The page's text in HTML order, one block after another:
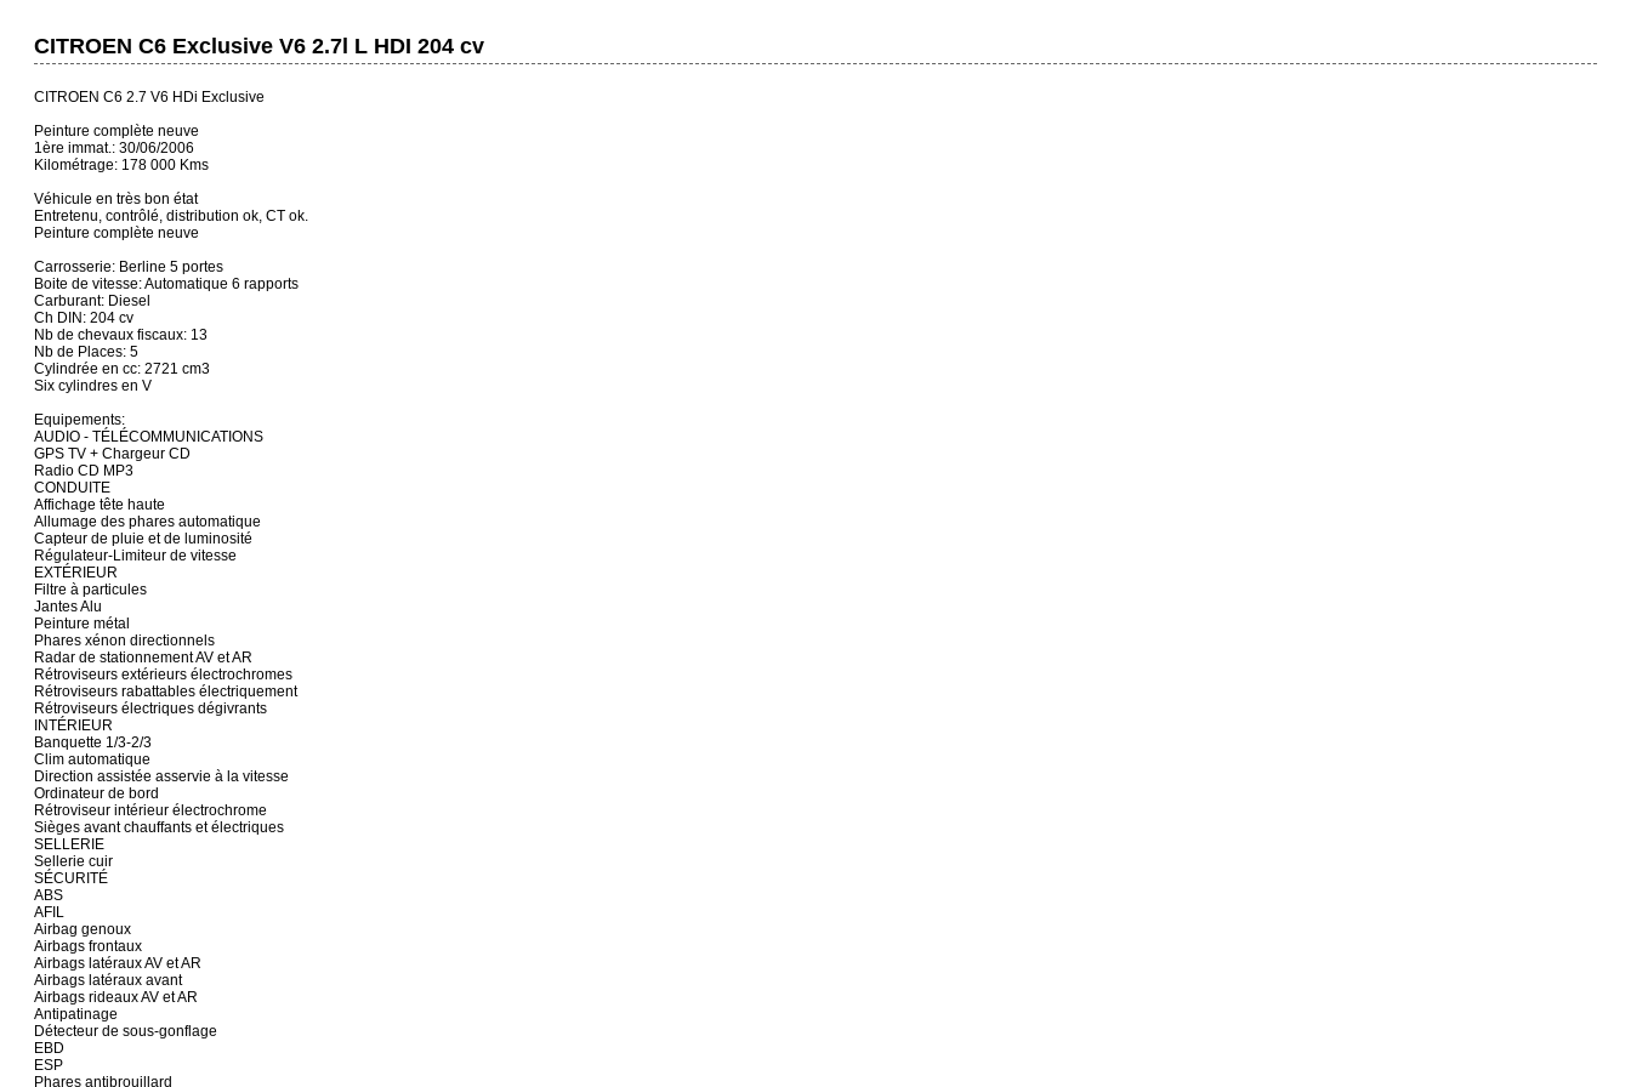
CITROEN C6 Exclusive V6 2.7l L HDI 204 cv
CITROEN C6 2.7 V6 HDi Exclusive
Peinture complète neuve
1ère immat.: 30/06/2006
Kilométrage: 178 000 Kms
Véhicule en très bon état
Entretenu, contrôlé, distribution ok, CT ok.
Peinture complète neuve
Carrosserie: Berline 5 portes
Boite de vitesse: Automatique 6 rapports
Carburant: Diesel
Ch DIN: 204 cv
Nb de chevaux fiscaux: 13
Nb de Places: 5
Cylindrée en cc: 2721 cm3
Six cylindres en V
Equipements:
AUDIO - TÉLÉCOMMUNICATIONS
GPS TV + Chargeur CD
Radio CD MP3
CONDUITE
Affichage tête haute
Allumage des phares automatique
Capteur de pluie et de luminosité
Régulateur-Limiteur de vitesse
EXTÉRIEUR
Filtre à particules
Jantes Alu
Peinture métal
Phares xénon directionnels
Radar de stationnement AV et AR
Rétroviseurs extérieurs électrochromes
Rétroviseurs rabattables électriquement
Rétroviseurs électriques dégivrants
INTÉRIEUR
Banquette 1/3-2/3
Clim automatique
Direction assistée asservie à la vitesse
Ordinateur de bord
Rétroviseur intérieur électrochrome
Sièges avant chauffants et électriques
SELLERIE
Sellerie cuir
SÉCURITÉ
ABS
AFIL
Airbag genoux
Airbags frontaux
Airbags latéraux AV et AR
Airbags latéraux avant
Airbags rideaux AV et AR
Antipatinage
Détecteur de sous-gonflage
EBD
ESP
Phares antibrouillard